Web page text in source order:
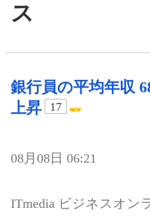
ス
銀行員の平均年収
上昇
17
08月08日 06:21
ITmedia ビジネスオン